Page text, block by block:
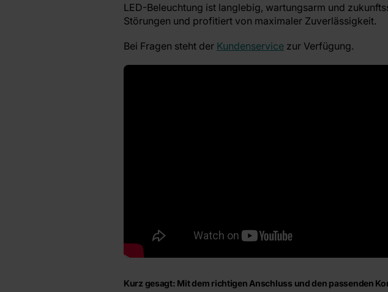
LED-Beleuchtung ist langlebig, wartungsarm und
Störungen und profitiert von maximaler Zuverlässigkeit.
Bei Fragen steht der Kundenservice zur Verfügung.
Kurz gesagt: Mit dem richtigen Anschluss und den passenden